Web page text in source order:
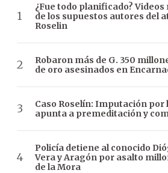
¿Fue todo planificado?
de los supuestos autores del
Roselin
Robaron más de G. 350
de oro asesinados en
Caso Roselín: Imputación por
apunta a premeditación y
Policía detiene al conocido
Vera y Aragón por asalto
de la Mora